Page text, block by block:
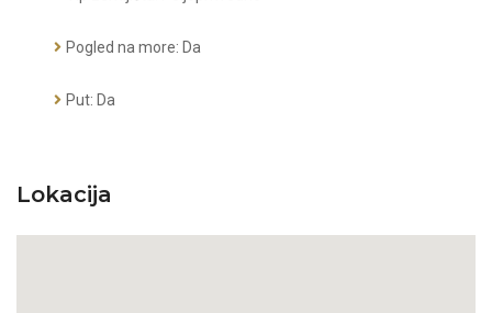
Pogled na more: Da
Put: Da
Lokacija